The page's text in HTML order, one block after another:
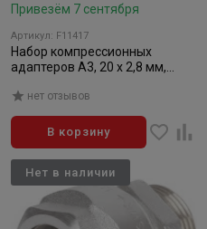
Привезём 7 сентября
Артикул: F11417
Набор компрессионных
адаптеров A3, 20 x 2,8 мм,
нет отзывов
В корзину
Нет в наличии